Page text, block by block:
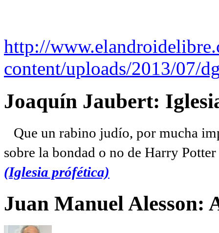
http://
content/uploads/2013/07/
Joaquín Jaubert:
Que un rabino judío, por mucha
sobre la bondad o no de Harry
(Iglesia prófética)
Juan Manuel Alesson: